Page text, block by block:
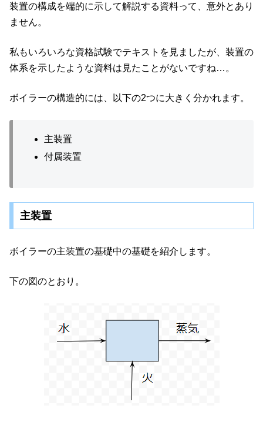
装置の構成を端的に示して解説する資料って、意外とあり
ません。
私もいろいろな資格試験でテキストを見ましたが、装置の
体系を示したような資料は見たことがないですね…。
ボイラーの構造的には、以下の2つに大きく分かれます。
主装置
付属装置
主装置
ボイラーの主装置の基礎中の基礎を紹介します。
下の図のとおり。